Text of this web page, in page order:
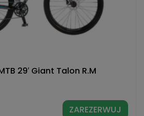
29′ Giant Talon R.M
ZAREZERWUJ